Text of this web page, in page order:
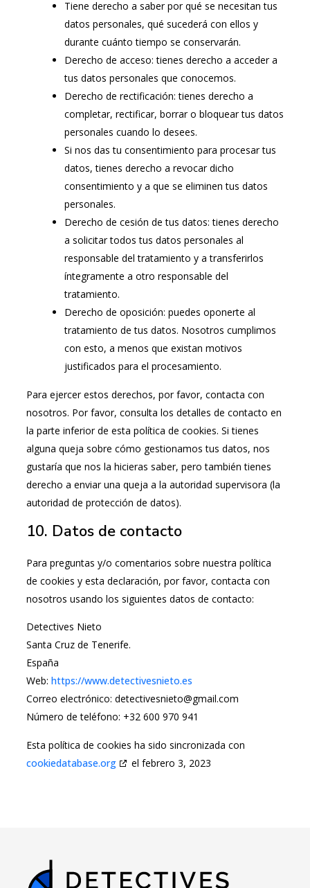
Tiene derecho a saber por qué se necesitan tus
datos personales, qué sucederá con ellos y
durante cuánto tiempo se conservarán.
Derecho de acceso: tienes derecho a acceder a
tus datos personales que conocemos.
Derecho de rectificación: tienes derecho a
completar, rectificar, borrar o bloquear tus datos
personales cuando lo desees.
Si nos das tu consentimiento para procesar tus
datos, tienes derecho a revocar dicho
consentimiento y a que se eliminen tus datos
personales.
Derecho de cesión de tus datos: tienes derecho
a solicitar todos tus datos personales al
responsable del tratamiento y a transferirlos
íntegramente a otro responsable del
tratamiento.
Derecho de oposición: puedes oponerte al
tratamiento de tus datos. Nosotros cumplimos
con esto, a menos que existan motivos
justificados para el procesamiento.
Para ejercer estos derechos, por favor, contacta con
nosotros. Por favor, consulta los detalles de contacto en
la parte inferior de esta política de cookies. Si tienes
alguna queja sobre cómo gestionamos tus datos, nos
gustaría que nos la hicieras saber, pero también tienes
derecho a enviar una queja a la autoridad supervisora (la
autoridad de protección de datos).
10. Datos de contacto
Para preguntas y/o comentarios sobre nuestra política
de cookies y esta declaración, por favor, contacta con
nosotros usando los siguientes datos de contacto:
Detectives Nieto
Santa Cruz de Tenerife.
España
Web: https://www.detectivesnieto.es
Correo electrónico: moc.liamg@oteinsevitceted
Número de teléfono: +32 600 970 941
Esta política de cookies ha sido sincronizada con
cookiedatabase.org
el febrero 3, 2023